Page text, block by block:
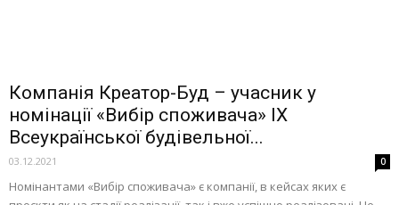
Компанія Креатор-Буд – учасник у
номінації «Вибір споживача» IX
Всеукраїнської будівельної...
03.12.2021 0
Номінантами «Вибір споживача» є компанії, в кейсах яких є